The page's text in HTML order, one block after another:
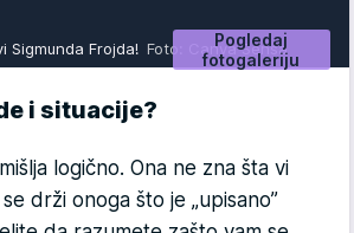
Pogledaj
fotogaleriju
Sigmunda Frojda! Foto: Canva Sensa
i situacije?
logično. Ona ne zna šta vi
drži onoga što je „upisano”